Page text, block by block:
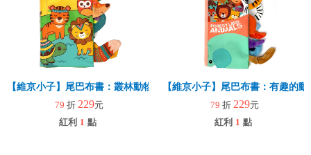
【維京小子】尾巴布書：叢林動物
79 折 229元
紅利 1 點
【維京小子】尾巴布書：有趣的動
79 折 229元
紅利 1 點